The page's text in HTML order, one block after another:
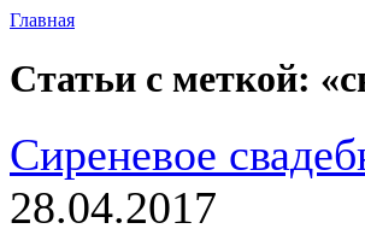
Главная
Статьи с меткой:
Сиреневое
28.04.2017